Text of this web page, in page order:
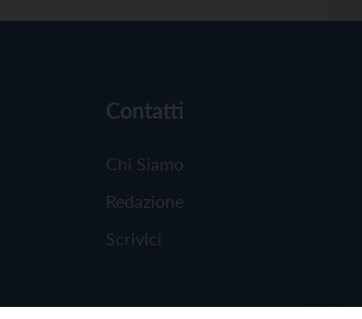
Contatti
Chi Siamo
Redazione
Scrivici